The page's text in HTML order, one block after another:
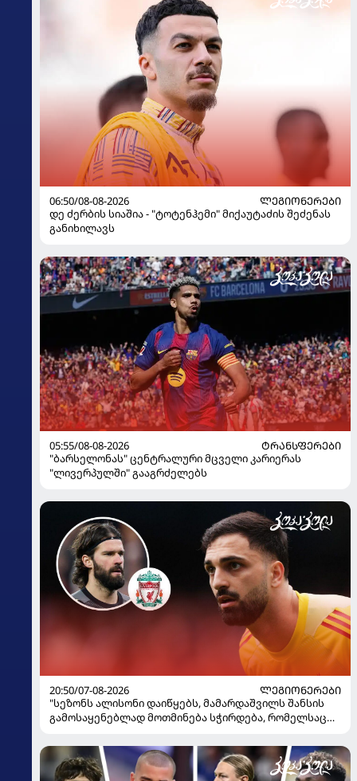
06:50/08-08-2026
ᲚᲔᲒᲘᲝᲜᲔᲠᲔᲑᲘ
დე ძერბის სიაშია - "ტოტენჰემი" მიქაუტაძის შეძენას
განიხილავს
05:55/08-08-2026
ᲢᲠᲐᲜᲡᲤᲔᲠᲔᲑᲘ
"ბარსელონას" ცენტრალური მცველი კარიერას
"ლივერპულში" გააგრძელებს
20:50/07-08-2026
ᲚᲔᲒᲘᲝᲜᲔᲠᲔᲑᲘ
"სეზონს ალისონი დაიწყებს, მამარდაშვილს შანსის
გამოსაყენებლად მოთმინება სჭირდება, რომელსაც
ყოფილმა მეკარემ